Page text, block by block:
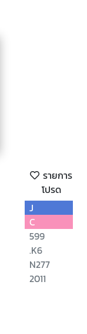
รายการ
โปรด
J
C
599
.K6
N277
2011